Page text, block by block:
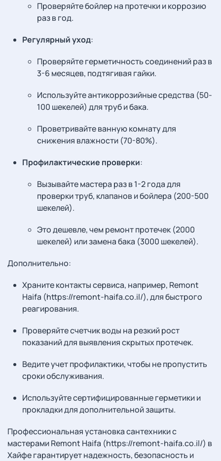
Проверяйте бойлер на протечки и коррозию
раз в год.
Регулярный уход:
Проверяйте герметичность соединений раз в
3-6 месяцев, подтягивая гайки.
Используйте антикоррозийные средства (50-
100 шекелей) для труб и бака.
Проветривайте ванную комнату для
снижения влажности (70-80%).
Профилактические проверки:
Вызывайте мастера раз в 1-2 года для
проверки труб, клапанов и бойлера (200-500
шекелей).
Это дешевле, чем ремонт протечек (2000
шекелей) или замена бака (3000 шекелей).
Дополнительно:
Храните контакты сервиса, например, Remont
Haifa (https://remont-haifa.co.il/), для быстрого
реагирования.
Проверяйте счетчик воды на резкий рост
показаний для выявления скрытых протечек.
Ведите учет профилактики, чтобы не пропустить
сроки обслуживания.
Используйте сертифицированные герметики и
прокладки для дополнительной защиты.
Профессиональная установка сантехники с
мастерами Remont Haifa (https://remont-haifa.co.il/) в
Хайфе гарантирует надежность, безопасность и